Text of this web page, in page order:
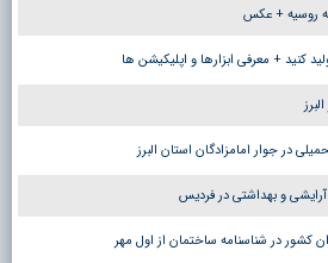
روسیه + عکس
کنید + معرفی ابزارها و اپلیکیشن ها
آرایشی و بهداشتی در فردیس
کشور در شناسنامه ساختمان از اول مهر